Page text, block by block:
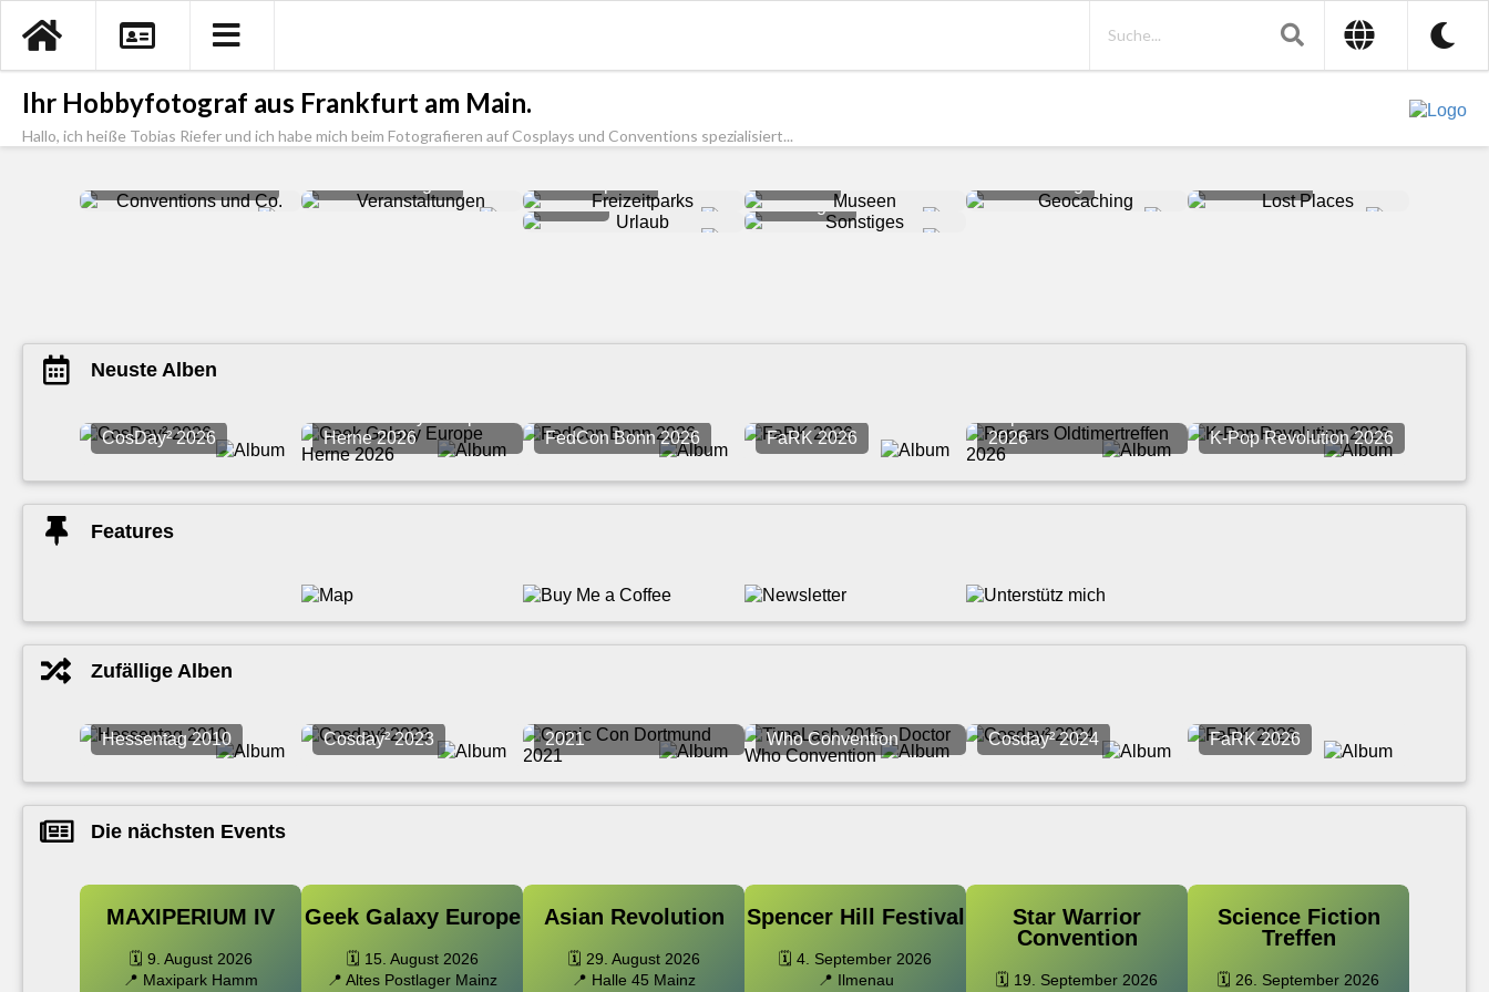
Ihr Hobbyfotograf aus Frankfurt am Main.
Hallo, ich heiße Tobias Riefer und ich habe mich beim Fotografieren auf Cosplays und Conventions spezialisiert...
Urlaub
Sonstiges
Neuste Alben
CosDay² 2026
Herne 2026
FedCon Bonn 2026 FaRK 2026
2026
K-Pop Revolution 2026
Features
Zufällige Alben
Hessentag 2010 Cosday² 2023
2021
Who Convention
Cosday² 2024 FaRK 2026
Die nächsten Events
MAXIPERIUM IV
🗓️ 9. August 2026
📍 Maxipark Hamm
Geek Galaxy Europe
🗓️ 15. August 2026
📍 Altes Postlager Mainz
Asian Revolution
🗓️ 29. August 2026
📍 Halle 45 Mainz
Spencer Hill Festival
🗓️ 4. September 2026
📍 Ilmenau
Star Warrior
Convention
🗓️ 19. September 2026
Science Fiction
Treffen
🗓️ 26. September 2026